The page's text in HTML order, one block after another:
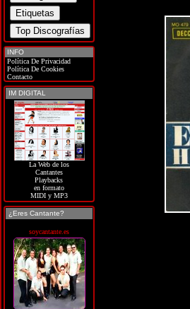
INFO
Política De Privacidad
Política De Cookies
Contacto
IM DIGITAL
La Web de los
Cantantes
Playbacks
en formato
MIDI y MP3
¿Eres Cantante?
soycantante.es